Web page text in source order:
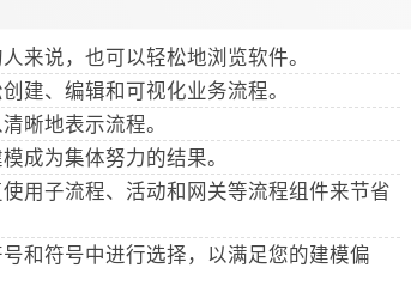
来说，也可以轻松地浏览软件。
建、编辑和可视化业务流程。
晰地表示流程。
成为集体努力的结果。
用子流程、活动和网关等流程组件来节省
和符号中进行选择，以满足您的建模偏